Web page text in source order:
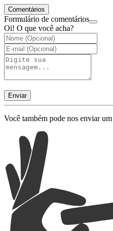
Comentários
Formulário de comentários
Oi! O que você acha?
Enviar
Você também pode nos enviar